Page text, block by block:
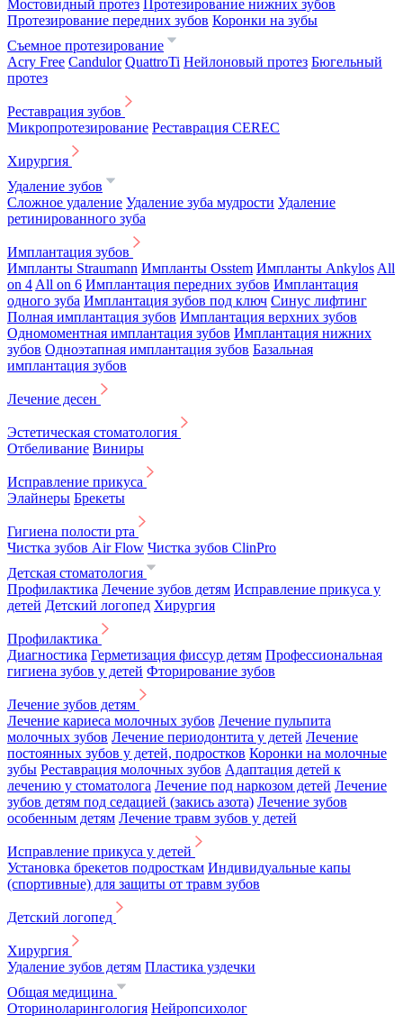
Мостовидный протез
Протезирование нижних зубов
Протезирование передних зубов Коронки на зубы
Съемное протезирование
Acry Free Candulor QuattroTi Нейлоновый протез Бюгельный
протез
Реставрация зубов
Микропротезирование Реставрация CEREC
Хирургия
Удаление зубов
Сложное удаление Удаление зуба мудрости Удаление
ретинированного зуба
Имплантация зубов
Импланты Straumann Импланты Osstem Импланты Ankylos All
on 4 All on 6 Имплантация передних зубов Имплантация
одного зуба Имплантация зубов под ключ Синус лифтинг
Полная имплантация зубов Имплантация верхних зубов
Одномоментная имплантация зубов Имплантация нижних
зубов Одноэтапная имплантация зубов Базальная
имплантация зубов
Лечение десен
Эстетическая стоматология
Отбеливание Виниры
Исправление прикуса
Элайнеры Брекеты
Гигиена полости рта
Чистка зубов Air Flow Чистка зубов ClinPro
Детская стоматология
Профилактика Лечение зубов детям Исправление прикуса у
детей Детский логопед Хирургия
Профилактика
Диагностика Герметизация фиссур детям Профессиональная
гигиена зубов у детей Фторирование зубов
Лечение зубов детям
Лечение кариеса молочных зубов Лечение пульпита
молочных зубов Лечение периодонтита у детей Лечение
постоянных зубов у детей, подростков Коронки на молочные
зубы Реставрация молочных зубов Адаптация детей к
лечению у стоматолога Лечение под наркозом детей Лечение
зубов детям под седацией (закись азота) Лечение зубов
особенным детям Лечение травм зубов у детей
Исправление прикуса у детей
Установка брекетов подросткам Индивидуальные капы
(спортивные) для защиты от травм зубов
Детский логопед
Хирургия
Удаление зубов детям Пластика уздечки
Общая медицина
Оториноларингология Нейропсихолог